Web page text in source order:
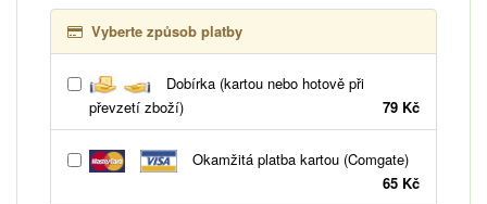
Vyberte způsob platby
Dobírka (kartou nebo hotově při
převzetí zboží)
79 Kč
Okamžitá platba kartou (Comgate)
65 Kč